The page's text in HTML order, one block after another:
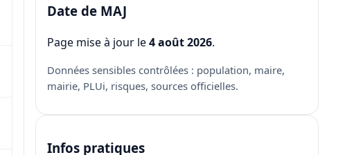
Date de MAJ
Page mise à jour le4 août 2026.
Données sensibles contrôlées : population, maire,
mairie, PLUi, risques, sources officielles.
Infos pratiques